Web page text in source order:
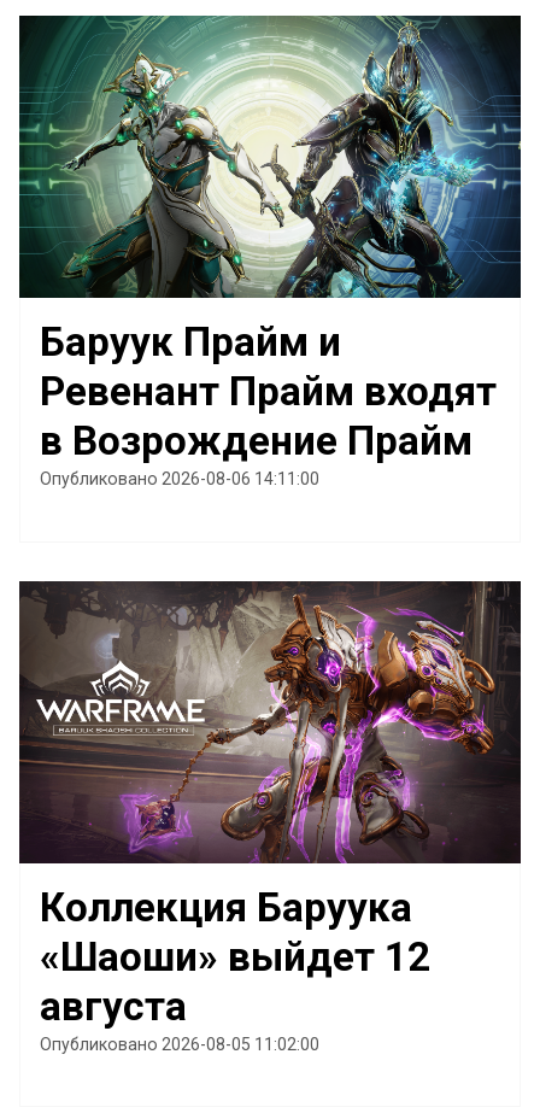
Баруук Прайм и
Ревенант Прайм входят
в Возрождение Прайм
Опубликовано 2026-08-06 14:11:00
Коллекция Баруука
«Шаоши» выйдет 12
августа
Опубликовано 2026-08-05 11:02:00